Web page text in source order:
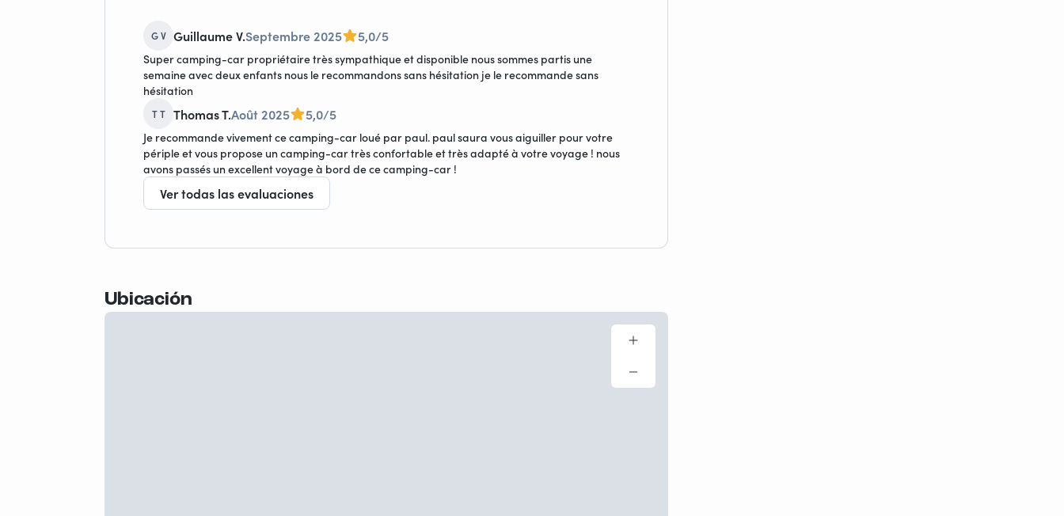
G V Guillaume V.Septembre 2025 5,0/5
Super camping-car propriétaire très sympathique et disponible nous sommes partis une
semaine avec deux enfants nous le recommandons sans hésitation je le recommande sans
hésitation
T T Thomas T.Août 2025 5,0/5
Je recommande vivement ce camping-car loué par paul. paul saura vous aiguiller pour votre
périple et vous propose un camping-car très confortable et très adapté à votre voyage ! nous
avons passés un excellent voyage à bord de ce camping-car !
Ver todas las evaluaciones
Ubicación